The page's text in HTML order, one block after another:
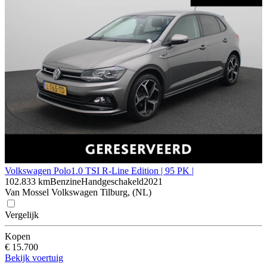
Volkswagen Polo1.0 TSI R-Line Edition | 95 PK |
102.833 kmBenzineHandgeschakeld2021
Van Mossel Volkswagen Tilburg, (NL)
Vergelijk
Kopen
€ 15.700
Bekijk voertuig